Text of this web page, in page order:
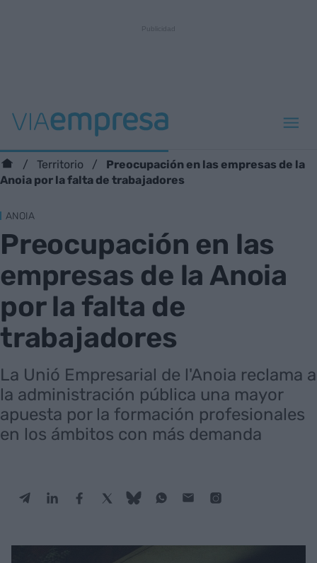
Territorio
Preocupación en las empresas de la
Anoia por la falta de trabajadores
ANOIA
Preocupación en las
empresas de la Anoia
por la falta de
trabajadores
La Unió Empresarial de l'Anoia reclama a
la administración pública una mayor
apuesta por la formación profesionales
en los ámbitos con más demanda